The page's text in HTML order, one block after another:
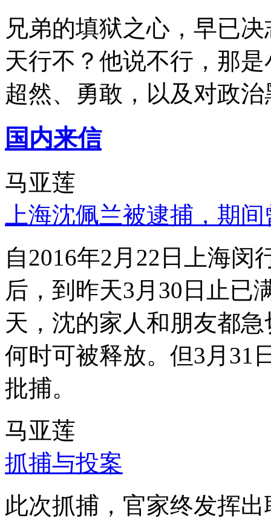
兄弟的填狱之心，早已
天行不？他说不行，那
超然、勇敢，以及对政
国内来信
马亚莲
上海沈佩兰被逮捕，期
自2016年2月22日上海
后，到昨天3月30日止已
天，沈的家人和朋友都
何时可被释放。但3月31
批捕。
马亚莲
抓捕与投案
此次抓捕，官家终发挥